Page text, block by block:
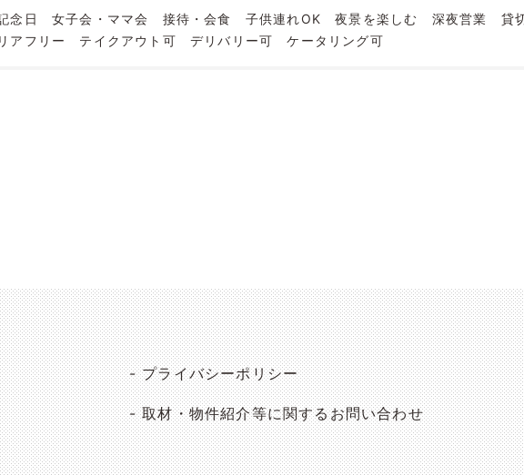
念日 女子会・ママ会 接待・会食 子供連れOK 夜景を楽しむ 深夜営業 貸
アフリー テイクアウト可 デリバリー可 ケータリング可
プライバシーポリシー
取材・物件紹介等に関するお問い合わせ